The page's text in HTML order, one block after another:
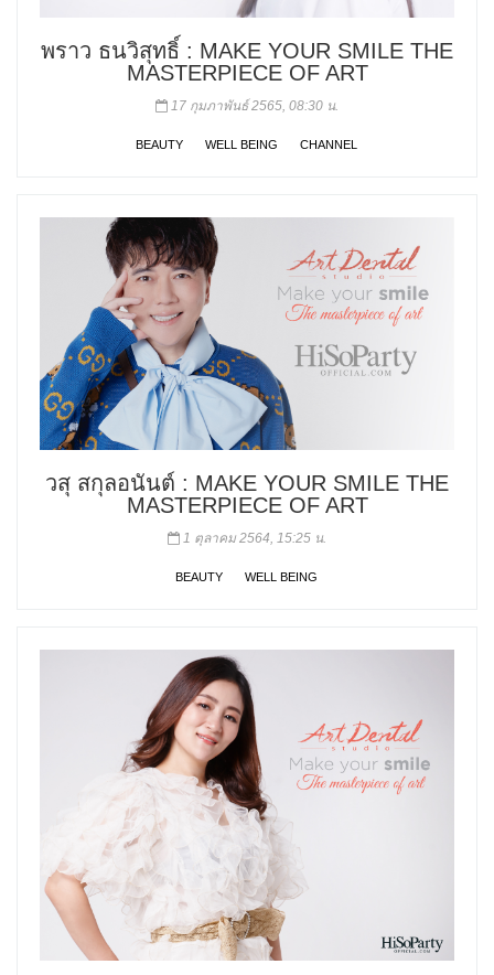
พราว ธนวิสุทธิ์ : MAKE YOUR SMILE THE
MASTERPIECE OF ART
17 กุมภาพันธ์ 2565, 08:30 น.
BEAUTY WELL BEING CHANNEL
วสุ สกุลอนันต์ : MAKE YOUR SMILE THE
MASTERPIECE OF ART
1 ตุลาคม 2564, 15:25 น.
BEAUTY WELL BEING